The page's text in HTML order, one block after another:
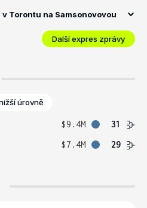
Torontu na Samsonovovou
Další expres zprávy
úrovně
$9.4M
31
$7.4M 29